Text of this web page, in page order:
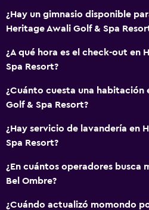
¿Hay un gimnasio disponible
Heritage Awali Golf & Spa
¿A qué hora es el check-out en
Spa Resort?
¿Cuánto cuesta una habitación
Golf & Spa Resort?
¿Hay servicio de lavandería en
Spa Resort?
¿En cuántos operadores busca
Bel Ombre?
¿Cuándo actualizó momondo